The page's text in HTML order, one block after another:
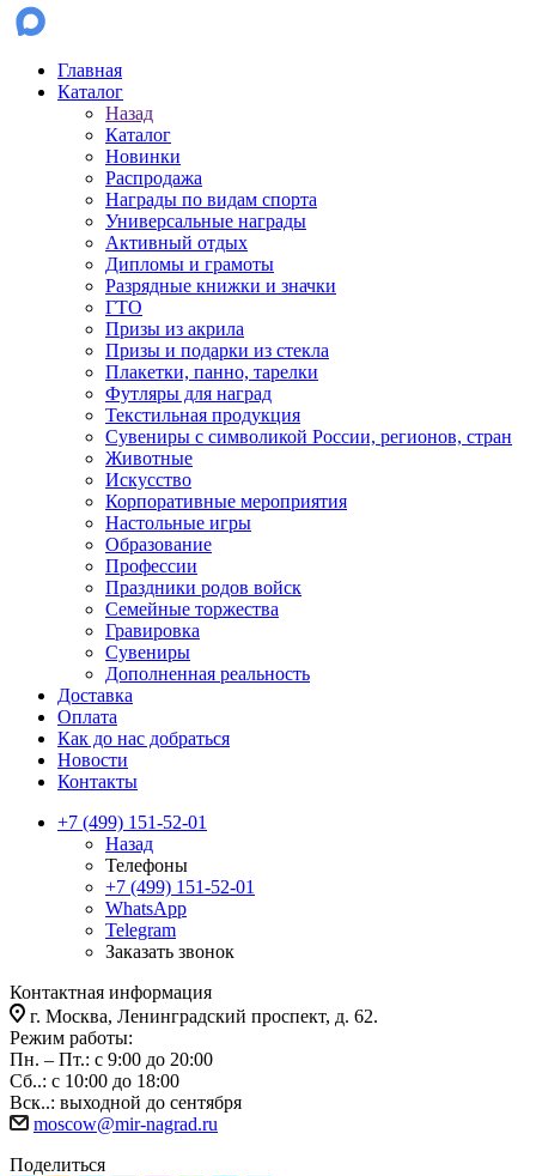
Главная
Каталог
Назад
Каталог
Новинки
Распродажа
Награды по видам спорта
Универсальные награды
Активный отдых
Дипломы и грамоты
Разрядные книжки и значки
ГТО
Призы из акрила
Призы и подарки из стекла
Плакетки, панно, тарелки
Футляры для наград
Текстильная продукция
Сувениры с символикой России, регионов, стран
Животные
Искусство
Корпоративные мероприятия
Настольные игры
Образование
Профессии
Праздники родов войск
Семейные торжества
Гравировка
Сувениры
Дополненная реальность
Доставка
Оплата
Как до нас добраться
Новости
Контакты
+7 (499) 151-52-01
Назад
Телефоны
+7 (499) 151-52-01
WhatsApp
Telegram
Заказать звонок
Контактная информация
г. Москва, Ленинградский проспект, д. 62.
Режим работы:
Пн. – Пт.: с 9:00 до 20:00
Сб..: с 10:00 до 18:00
Вск..: выходной до сентября
moscow@mir-nagrad.ru
Поделиться